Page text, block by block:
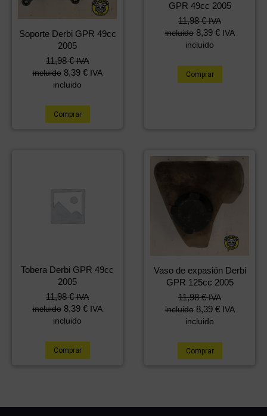
Soporte Derbi GPR 49cc
2005
11,98€ IVA
incluido 8,39 € IVA
incluido
Comprar
GPR 49cc 2005
11,98€ IVA
incluido 8,39 € IVA
incluido
Comprar
Tobera Derbi GPR 49cc
2005
11,98€ IVA
incluido 8,39 € IVA
incluido
Comprar
Vaso de expasión Derbi
GPR 125cc 2005
11,98€ IVA
incluido 8,39 € IVA
incluido
Comprar